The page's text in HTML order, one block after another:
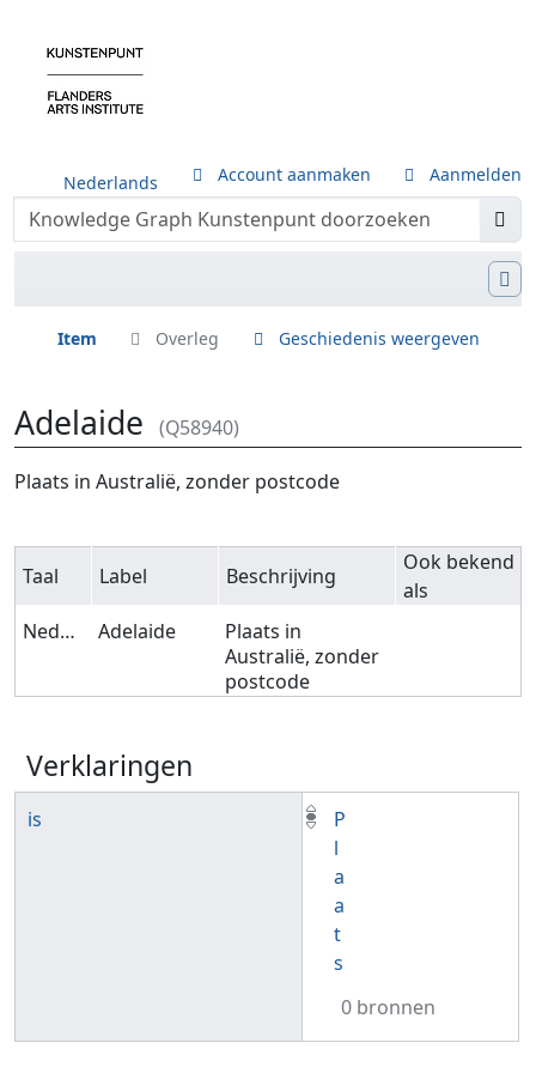
Nederlands Account aanmaken Aanmelden
Item Overleg Geschiedenis weergeven
Adelaide (Q58940)
Ga naar: navigatie, zoeken
Plaats in Australië, zonder postcode
Taal Label Beschrijving
Ook bekend
als
Nederlands
Adelaide
Plaats in
Australië, zonder
postcode
Verklaringen
is
P
l
a
a
t
s
0 bronnen